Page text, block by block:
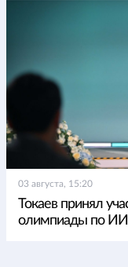
03 августа, 15:20
Токаев принял
олимпиады по ИИ